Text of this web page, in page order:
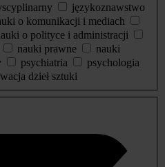
językoznawstwo
o komunikacji i mediach
o polityce i administracji
nauki prawne
nauki
psychiatria
psychologia
dzieł sztuki